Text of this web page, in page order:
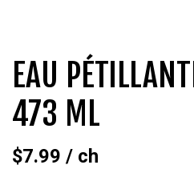
EAU
473 ML
$7.99 / ch